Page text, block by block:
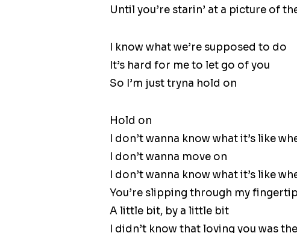
Until you’re starin’ at a picture of
I know what we’re supposed to do
It’s hard for me to let go of you
So I’m just tryna hold on
Hold on
I don’t wanna know what it’s like
I don’t wanna move on
I don’t wanna know what it’s like
You’re slipping through my
A little bit, by a little bit
I didn’t know that loving you was